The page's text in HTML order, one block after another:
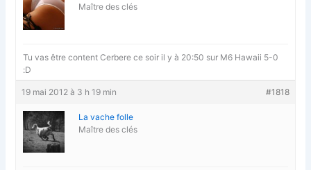
Maître des clés
Tu vas être content Cerbere ce soir il y à 20:50 sur M6 Hawaii 5-0
:D
19 mai 2012 à 3 h 19 min #1818
La vache folle
Maître des clés